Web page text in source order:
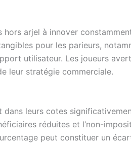
arjel à innover
pour les parieurs,
utilisateur. Les joueurs
leur stratégie commerciale.
leurs cotes
réduites et l’non-
peut constituer un